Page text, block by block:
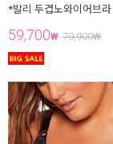
*발리 두겹노와이어브라
59,700₩ 79,900₩